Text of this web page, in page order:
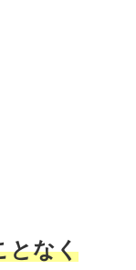
となく